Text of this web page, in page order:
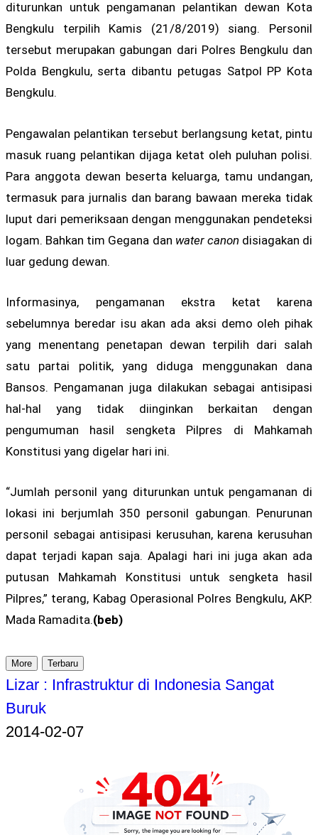
diturunkan untuk pengamanan pelantikan dewan Kota
Bengkulu terpilih Kamis (21/8/2019) siang. Personil
tersebut merupakan gabungan dari Polres Bengkulu dan
Polda Bengkulu, serta dibantu petugas Satpol PP Kota
Bengkulu.
Pengawalan pelantikan tersebut berlangsung ketat, pintu
masuk ruang pelantikan dijaga ketat oleh puluhan polisi.
Para anggota dewan beserta keluarga, tamu undangan,
termasuk para jurnalis dan barang bawaan mereka tidak
luput dari pemeriksaan dengan menggunakan pendeteksi
logam. Bahkan tim Gegana dan water canondisiagakan di
luar gedung dewan.
Informasinya, pengamanan ekstra ketat karena
sebelumnya beredar isu akan ada aksi demo oleh pihak
yang menentang penetapan dewan terpilih dari salah
satu partai politik, yang diduga menggunakan dana
Bansos. Pengamanan juga dilakukan sebagai antisipasi
hal-hal yang tidak diinginkan berkaitan dengan
pengumuman hasil sengketa Pilpres di Mahkamah
Konstitusi yang digelar hari ini.
“Jumlah personil yang diturunkan untuk pengamanan di
lokasi ini berjumlah 350 personil gabungan. Penurunan
personil sebagai antisipasi kerusuhan, karena kerusuhan
dapat terjadi kapan saja. Apalagi hari ini juga akan ada
putusan Mahkamah Konstitusi untuk sengketa hasil
Pilpres,” terang, Kabag Operasional Polres Bengkulu, AKP.
Mada Ramadita.(beb)
More Terbaru
Lizar : Infrastruktur di Indonesia Sangat
Buruk
2014-02-07